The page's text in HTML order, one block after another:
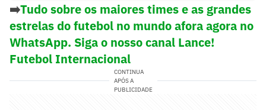
➡️Tudo sobre os maiores times e as grandes
estrelas do futebol no mundo afora agora no
WhatsApp. Siga o nosso canal Lance!
Futebol Internacional
CONTINUA
APÓS A
PUBLICIDADE